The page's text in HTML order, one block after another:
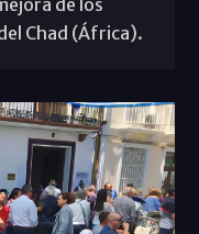
Chad (África).